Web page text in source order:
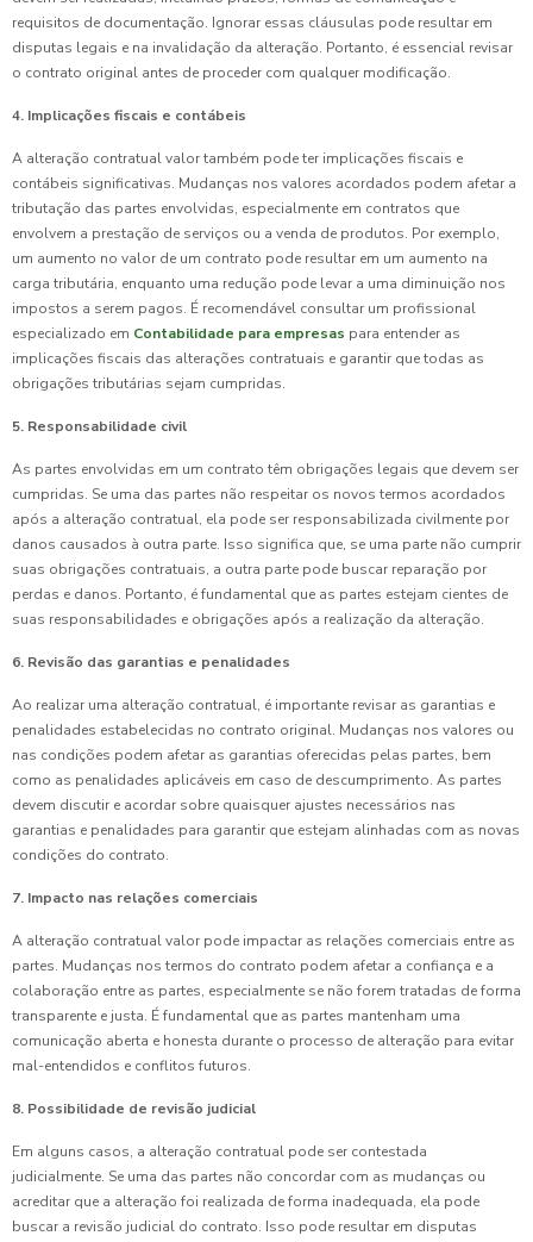
requisitos de documentação. Ignorar essas cláusulas pode resultar em
disputas legais e na invalidação da alteração. Portanto, é essencial revisar
o contrato original antes de proceder com qualquer modificação.
4. Implicações fiscais e contábeis
A alteração contratual valor também pode ter implicações fiscais e
contábeis significativas. Mudanças nos valores acordados podem afetar a
tributação das partes envolvidas, especialmente em contratos que
envolvem a prestação de serviços ou a venda de produtos. Por exemplo,
um aumento no valor de um contrato pode resultar em um aumento na
carga tributária, enquanto uma redução pode levar a uma diminuição nos
impostos a serem pagos. É recomendável consultar um profissional
especializado em Contabilidade para empresas para entender as
implicações fiscais das alterações contratuais e garantir que todas as
obrigações tributárias sejam cumpridas.
5. Responsabilidade civil
As partes envolvidas em um contrato têm obrigações legais que devem ser
cumpridas. Se uma das partes não respeitar os novos termos acordados
após a alteração contratual, ela pode ser responsabilizada civilmente por
danos causados à outra parte. Isso significa que, se uma parte não cumprir
suas obrigações contratuais, a outra parte pode buscar reparação por
perdas e danos. Portanto, é fundamental que as partes estejam cientes de
suas responsabilidades e obrigações após a realização da alteração.
6. Revisão das garantias e penalidades
Ao realizar uma alteração contratual, é importante revisar as garantias e
penalidades estabelecidas no contrato original. Mudanças nos valores ou
nas condições podem afetar as garantias oferecidas pelas partes, bem
como as penalidades aplicáveis em caso de descumprimento. As partes
devem discutir e acordar sobre quaisquer ajustes necessários nas
garantias e penalidades para garantir que estejam alinhadas com as novas
condições do contrato.
7. Impacto nas relações comerciais
A alteração contratual valor pode impactar as relações comerciais entre as
partes. Mudanças nos termos do contrato podem afetar a confiança e a
colaboração entre as partes, especialmente se não forem tratadas de forma
transparente e justa. É fundamental que as partes mantenham uma
comunicação aberta e honesta durante o processo de alteração para evitar
mal-entendidos e conflitos futuros.
8. Possibilidade de revisão judicial
Em alguns casos, a alteração contratual pode ser contestada
judicialmente. Se uma das partes não concordar com as mudanças ou
acreditar que a alteração foi realizada de forma inadequada, ela pode
buscar a revisão judicial do contrato. Isso pode resultar em disputas